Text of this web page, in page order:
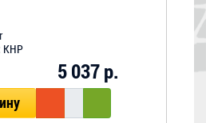
КНР
5 037 р.